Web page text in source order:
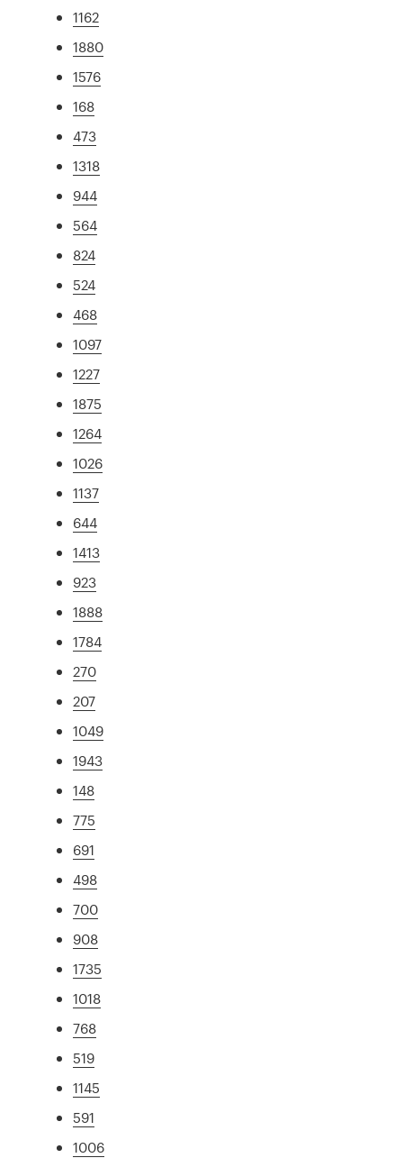
1162
1880
1576
168
473
1318
944
564
824
524
468
1097
1227
1875
1264
1026
1137
644
1413
923
1888
1784
270
207
1049
1943
148
775
691
498
700
908
1735
1018
768
519
1145
591
1006